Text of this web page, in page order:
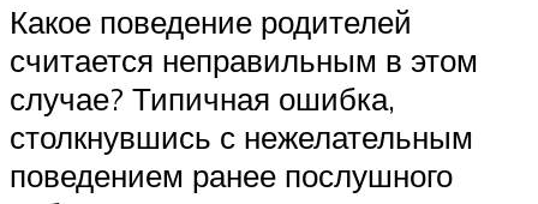
Какое поведение родителей
считается неправильным в этом
случае? Типичная ошибка,
столкнувшись с нежелательным
поведением ранее послушного